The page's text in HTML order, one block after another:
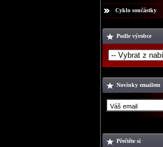
Cyklo součástky
Podle výrobce
Novinky emailem
Přečtěte si